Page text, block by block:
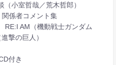
小室哲哉／荒木哲郎）
係者コメント集
AM（機動戦士ガンダム
撃の巨人）
付き